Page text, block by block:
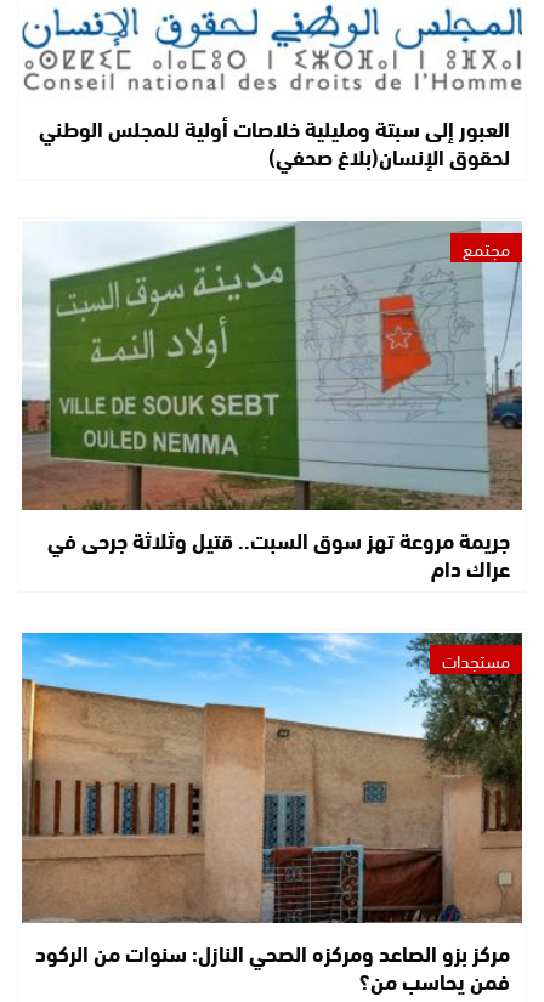
العبور إلى سبتة ومليلية خلاصات أولية للمجلس الوطني
لحقوق الإنسان(بلاغ صحفي)
مجتمع
جريمة مروعة تهز سوق السبت.. قتيل وثلاثة جرحى في
عراك دام
مستجدات
مركز بزو الصاعد ومركزه الصحي النازل: سنوات من الركود
فمن يحاسب من؟